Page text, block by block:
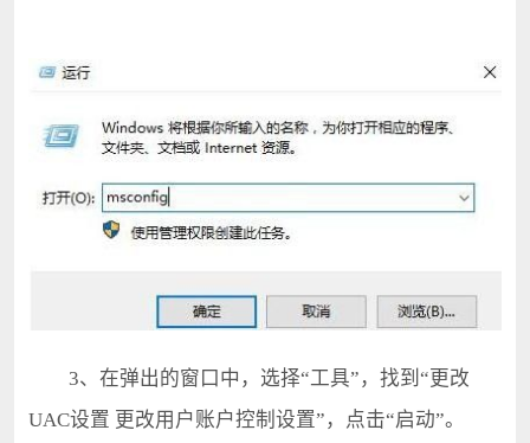
3、在弹出的窗口中，选择“工具”，找到“更改
UAC设置 更改用户账户控制设置”，点击“启动”。